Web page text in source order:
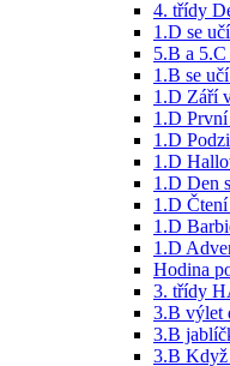
4. třídy
1.D se
5.B a
1.B se
1.D Září
1.D
1.D
1.D
1.D Den
1.D
1.D
1.D
Hodina
3. třídy
3.B výlet
3.B
3.B Když